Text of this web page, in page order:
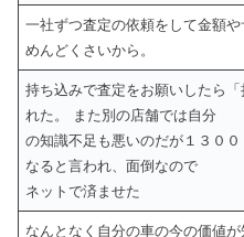
一社ずつ査定の依頼をして金額
めんどくさいから。
持ち込みで査定をお願いしたら
れた。 また別の店舗では自分
の知識不足も悪いのだが１３０
なると言われ、面倒なので
ネットで済ませた
なんとなく自分の車の今の価値